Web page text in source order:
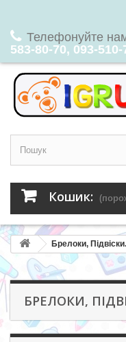
Телефонуйте
583-80-70, 093-510-
Кошик:
Брелоки, Підвіски.
БРЕЛОКИ,